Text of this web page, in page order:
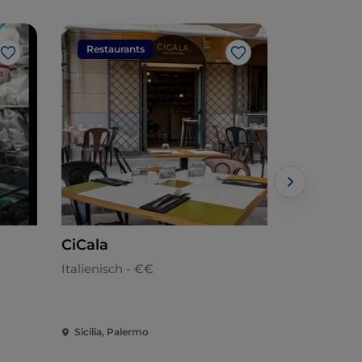
Like
Restaurants
Like
CiCala
Italienisch - €€
Sicilia, Palermo